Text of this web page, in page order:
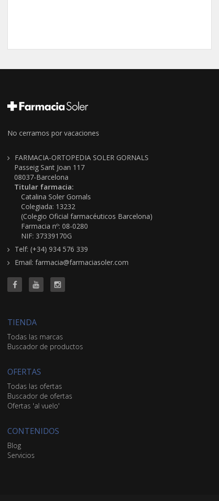
No cerramos por vacaciones
FARMACIA-ORTOPEDIA SOLER GORNALS
Passeig Sant Joan 117
08037-Barcelona
Titular farmacia:
Catalina Soler Gornals
Colegiada: 13232
(Colegio Oficial farmacéuticos Barcelona)
Farmacia nº: 08-0280
NIF: 37339170G
Telf: (+34) 934 576 339
Email: farmacia@farmaciasoler.com
TIENDA
Todas las marcas
Buscador de productos
OFERTAS
Todas las ofertas
Buscador de ofertas
Ofertas 'al vuelo'
CONTENIDOS
Blog
Servicios